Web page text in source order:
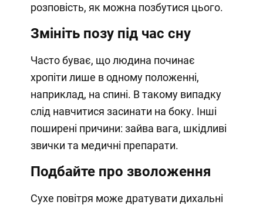
розповість, як можна позбутися цього.
Змініть позу під час сну
Часто буває, що людина починає
хропіти лише в одному положенні,
наприклад, на спині. В такому випадку
слід навчитися засинати на боку. Інші
поширені причини: зайва вага, шкідливі
звички та медичні препарати.
Подбайте про зволоження
Сухе повітря може дратувати дихальні